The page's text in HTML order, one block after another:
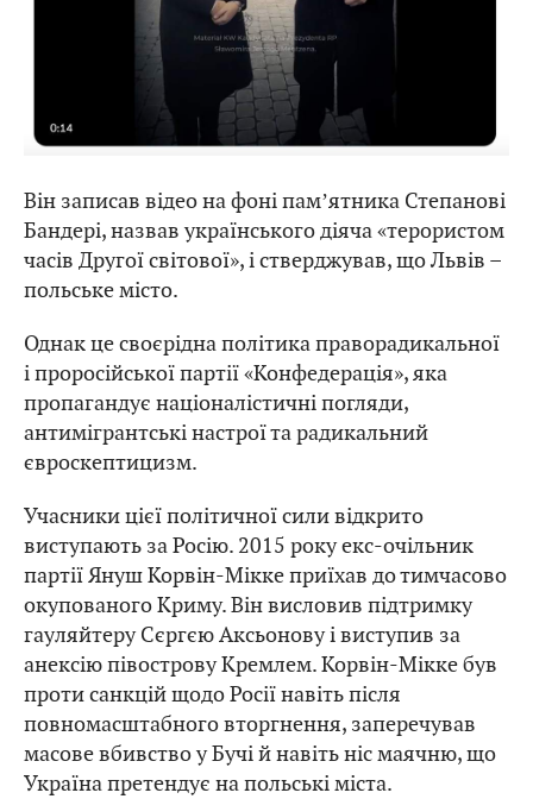
Він записав відео на фоні памʼятника Степанові
Бандері, назвав українського діяча «терористом
часів Другої світової», і стверджував, що Львів –
польське місто.
Однак це своєрідна політика праворадикальної
і проросійської партії «Конфедерація», яка
пропагандує націоналістичні погляди,
антимігрантські настрої та радикальний
євроскептицизм.
Учасники цієї політичної сили відкрито
виступають за Росію. 2015 року екс-очільник
партії Януш Корвін-Мікке приїхав до тимчасово
окупованого Криму. Він висловив підтримку
гауляйтеру Сєргєю Аксьонову і виступив за
анексію півострову Кремлем. Корвін-Мікке був
проти санкцій щодо Росії навіть після
повномасштабного вторгнення, заперечував
масове вбивство у Бучі й навіть ніс маячню, що
Україна претендує на польські міста.